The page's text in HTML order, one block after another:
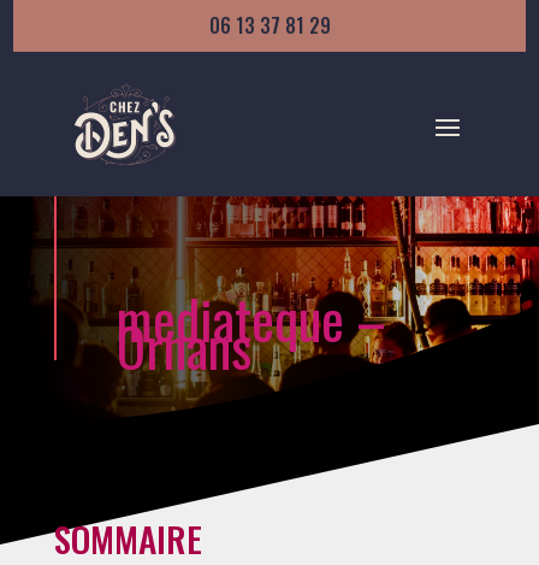
06 13 37 81 29
mediateque –
Ornans
SOMMAIRE